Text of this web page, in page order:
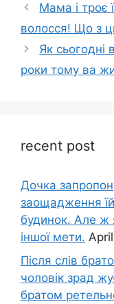
Мама і троє
волосся! Що з
Як сьогодні
роки тому ва
recent post
Дочка
заощадження
будинок. Але ж
іншої мети.
Після слів
чоловік зpад
братом